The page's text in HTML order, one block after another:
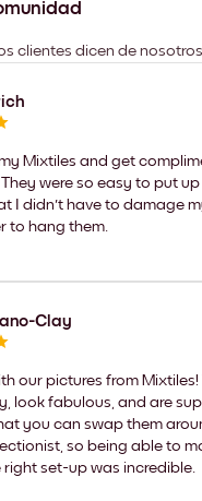
clientes dicen de nosotros
Mixtiles and get
were so easy to put
I didn't have to damage
to hang them.
Clay
our pictures from Mixtiles!
look fabulous, and are
you can swap them
so being able to
set-up was incredible.